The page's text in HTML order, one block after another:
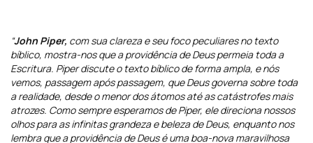
“John Piper, com sua clareza e seu foco peculiares no texto
bíblico, mostra-nos que a providência de Deus permeia toda a
Escritura. Piper discute o texto bíblico de forma ampla, e nós
vemos, passagem após passagem, que Deus governa sobre toda
a realidade, desde o menor dos átomos até as catástrofes mais
atrozes. Como sempre esperamos de Piper, ele direciona nossos
olhos para as infinitas grandeza e beleza de Deus, enquanto nos
lembra que a providência de Deus é uma boa-nova maravilhosa